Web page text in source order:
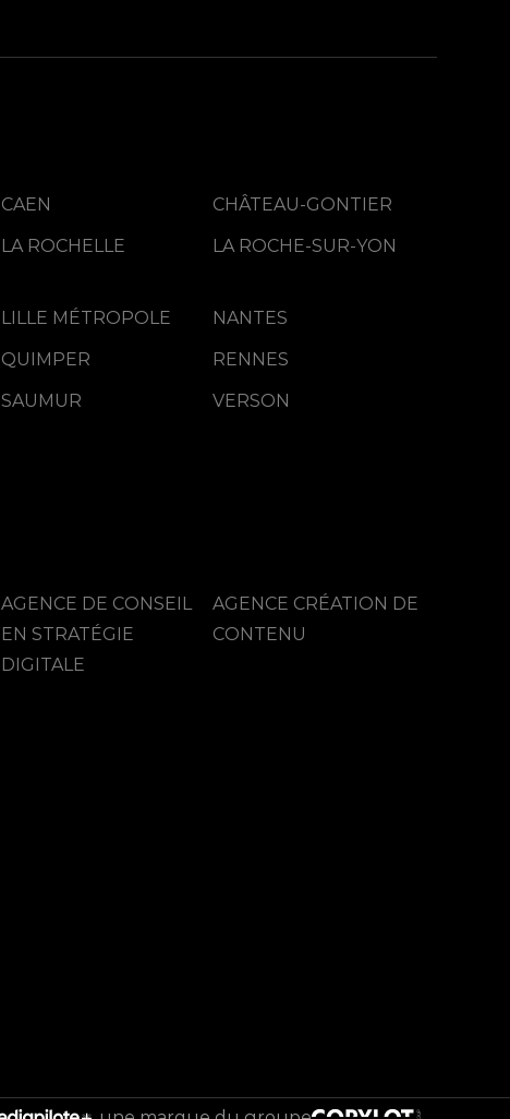
CAEN
CHÂTEAU-GONTIER
LA ROCHELLE LA ROCHE-SUR-YON
LILLE MÉTROPOLE
NANTES
QUIMPER
RENNES
SAUMUR
VERSON
AGENCE DE CONSEIL
EN STRATÉGIE
DIGITALE
AGENCE CRÉATION DE
CONTENU